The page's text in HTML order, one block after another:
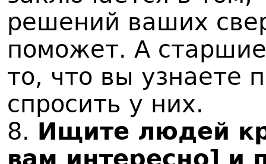
решений ваших
поможет. А
то, что вы узнаете
спросить у них.
8. Ищите людей